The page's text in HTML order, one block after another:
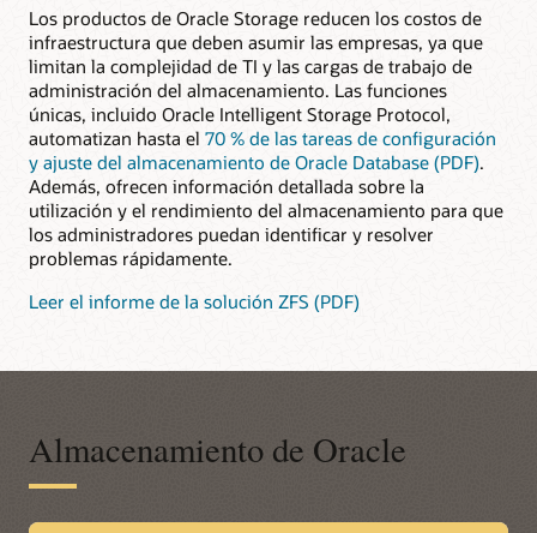
Los productos de Oracle Storage reducen los costos de
infraestructura que deben asumir las empresas, ya que
limitan la complejidad de TI y las cargas de trabajo de
administración del almacenamiento. Las funciones
únicas, incluido Oracle Intelligent Storage Protocol,
automatizan hasta el 70 % de las tareas de configuración
y ajuste del almacenamiento de Oracle Database (PDF).
Además, ofrecen información detallada sobre la
utilización y el rendimiento del almacenamiento para que
los administradores puedan identificar y resolver
problemas rápidamente.
Leer el informe de la solución ZFS (PDF)
Almacenamiento de Oracle